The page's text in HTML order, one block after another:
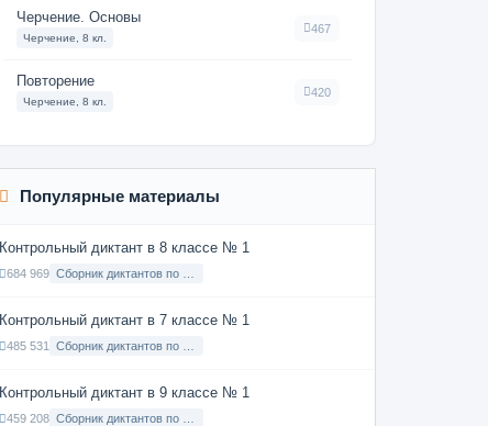
Черчение. Основы
Черчение, 8 кл.
467
Повторение
Черчение, 8 кл.
420
Популярные материалы
Контрольный диктант в 8 классе № 1
684 969
Контрольный диктант в 7 классе № 1
485 531
Контрольный диктант в 9 классе № 1
459 208